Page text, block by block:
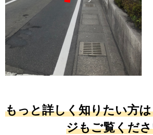
もっと詳しく知りたい方
ジもご覧くだ